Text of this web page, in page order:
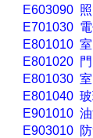
E603090
E701030
E801010
E801020
E801030
E801040
E901010
E903010